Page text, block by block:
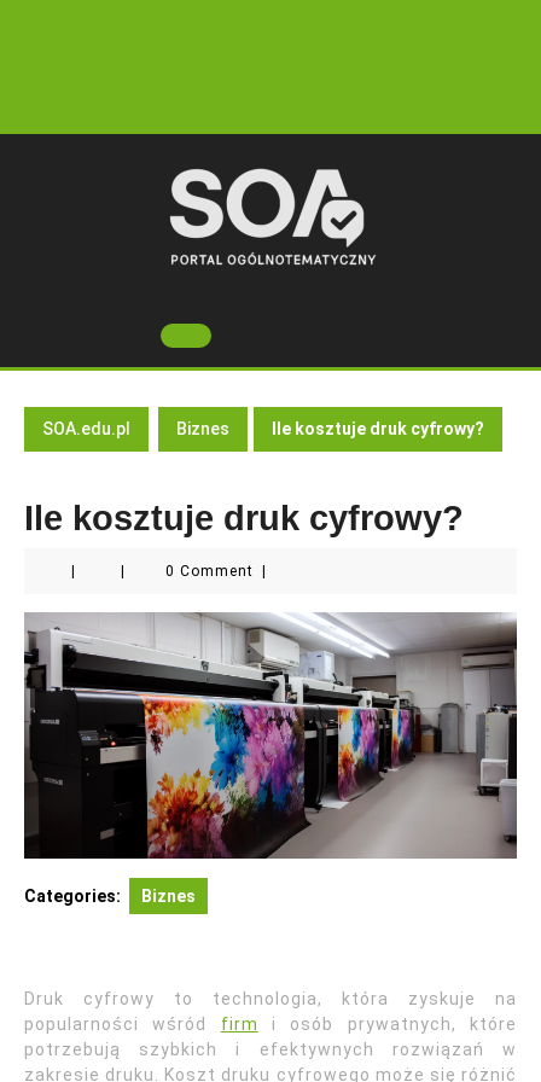
Open
Button
SOA.edu.pl Biznes Ile kosztuje druk cyfrowy?
Ile kosztuje druk cyfrowy?
0 Comment
Categories: Biznes
Druk cyfrowy to technologia, która zyskuje na
popularności wśród firm
i osób prywatnych, które
potrzebują szybkich i efektywnych rozwiązań w
zakresie druku. Koszt druku cyfrowego może się różnić